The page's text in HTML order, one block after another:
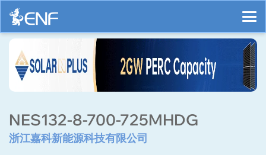
NES132-8-700-725MHDG
浙江嘉科新能源科技有限公司